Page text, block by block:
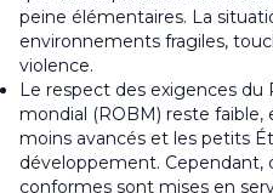
peine élémentaires. La
environnements fragiles,
violence.
Le respect des exigences du
mondial (ROBM) reste faible,
moins avancés et les petits
développement. Cependant,
conformes sont mises en